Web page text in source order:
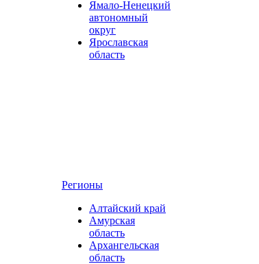
Ямало-Ненецкий
автономный
округ
Ярославская
область
Регионы
Алтайский край
Амурская
область
Архангельская
область